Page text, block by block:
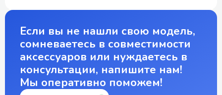
Если вы не нашли свою модель,
сомневаетесь в совместимости
аксессуаров или нуждаетесь в
консультации, напишите нам!
Мы оперативно поможем!